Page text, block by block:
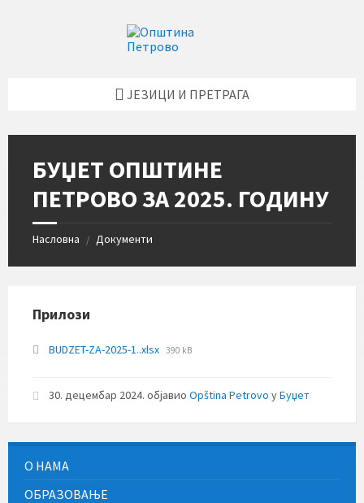
ЈЕЗИЦИ И ПРЕТРАГА
БУЏЕТ ОПШТИНЕ
ПЕТРОВО ЗА 2025. ГОДИНУ
Насловна / Документи
Прилози
BUDZET-ZA-2025-1..xlsx File
390 kB
30. децембар 2024. објавио Opština Petrovo уБуџет
О НАМА
ОБРАЗОВАЊЕ